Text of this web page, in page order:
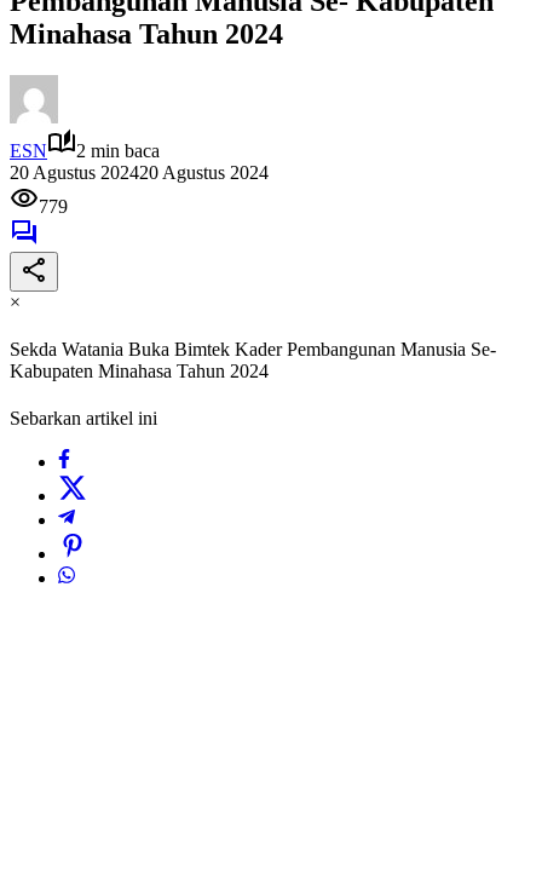
Minahasa Tahun 2024
ESN
2 min baca
20 Agustus 202420 Agustus 2024
779
×
Sekda Watania Buka Bimtek Kader Pembangunan Manusia Se-
Kabupaten Minahasa Tahun 2024
Sebarkan artikel ini